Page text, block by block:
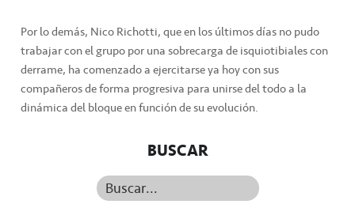
Por lo demás, Nico Richotti, que en los últimos días no pudo
trabajar con el grupo por una sobrecarga de isquiotibiales con
derrame, ha comenzado a ejercitarse ya hoy con sus
compañeros de forma progresiva para unirse del todo a la
dinámica del bloque en función de su evolución.
BUSCAR
Buscar...